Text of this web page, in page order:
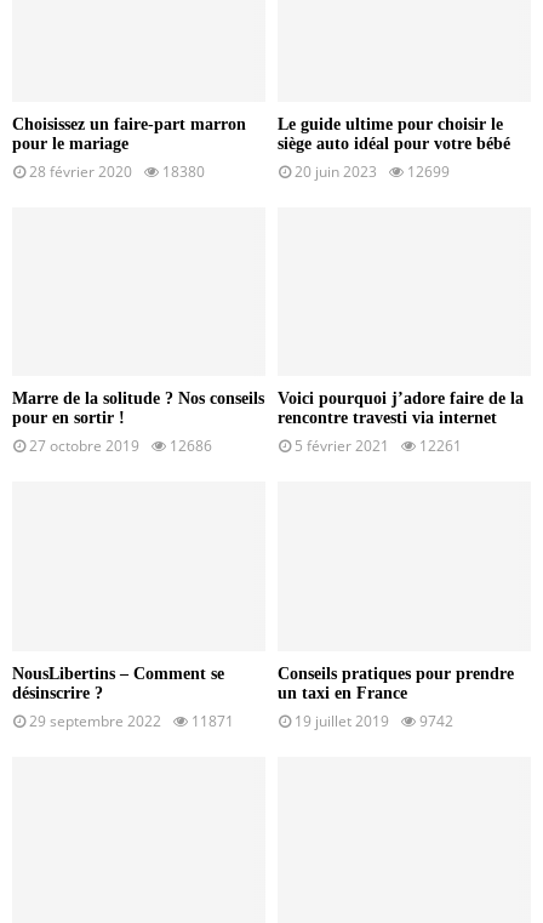
Choisissez un faire-part marron
pour le mariage
28 février 2020 18380
Le guide ultime pour choisir le
siège auto idéal pour votre bébé
20 juin 2023 12699
Marre de la solitude ? Nos conseils
pour en sortir !
27 octobre 2019 12686
Voici pourquoi j’adore faire de la
rencontre travesti via internet
5 février 2021 12261
NousLibertins – Comment se
désinscrire ?
29 septembre 2022 11871
Conseils pratiques pour prendre
un taxi en France
19 juillet 2019 9742